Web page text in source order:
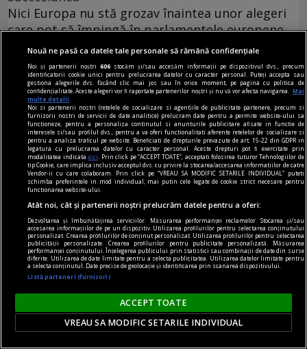
Nici Europa nu stă grozav înaintea unor alegeri
care pot să împingă în parlamentele europene
diferiți demagogi cu promisiuni maximale și
capacități mediocre.
Andrei CORNEA
Cum trebuie să fie un președinte
Nu cred în nici o campanie electorală construită
Nouă ne pasă ca datele tale personale să rămână confidențiale
Noi și partenerii noștri606 stocăm și/sau accesăm informații pe dispozitivul dvs., precum
identificatorii cookie unici pentru prelucrarea datelor cu caracter personal. Puteți accepta sau
gestiona alegerile dvs. făcând clic mai jos sau în orice moment, pe pagina cu politica de
confidențialitate. Aceste alegeri vor fi raportate partenerilor noștri și nu vă vor afecta navigarea.
Mai
multe detalii
Noi si partenerii nostri (retelele de socializare si agentiile de publicitate partenere, precum si
furnizorii nostri de servicii de date analitice) prelucram date pentru a permite website-ului sa
functioneze, pentru a personaliza continutul si anunturile publicitare afisate in functie de
interesele si/sau profilul dvs., pentru a va oferi functionalitati aferente retelelor de socializare si
pentru a analiza traficul pe website. Beneficiati de drepturile prevazute de art. 15-22 din GDPR in
legatura cu prelucrarea datelor cu caracter personal. Aceste drepturi pot fi exercitate prin
modalitatea indicataaici
. Prin click pe “ACCEPT TOATE”, acceptati folosirea tuturor Tehnologiilor de
tip Cookie, care implica inclusiv acceptul dvs. cu privire la stocarea/accesarea informatiilor de catre
Vendor-ii cu care colaboram. Prin click pe “VREAU SA MODIFIC SETARILE INDIVIDUAL” puteti
schimba preferintele in mod individual, mai putin cele legate de cookie strict necesare pentru
functionarea website-ului.
Atât noi, cât și partenerii noștri prelucrăm datele pentru a oferi:
Dezvoltarea și îmbunătățirea serviciilor. Măsurarea performanței reclamelor. Stocarea și/sau
accesarea informațiilor de pe un dispozitiv. Utilizarea profilurilor pentru selectarea conținutului
personalizat. Crearea profilurilor de conținut personalizat. Utilizarea profilurilor pentru selectarea
publicității personalizate. Crearea profilurilor pentru publicitate personalizată. Măsurarea
performanței conținutului. Înțelegerea publicului prin statistici sau combinații de date din surse
diferite. Utilizarea de date limitate pentru a selecta publicitatea. Utilizarea datelor limitate pentru
a selecta conținutul. Date precise de geolocație și identificarea prin scanarea dispozitivului.
Listă parteneri (furnizori)
ACCEPT TOATE
VREAU SA MODIFIC SETARILE INDIVIDUAL